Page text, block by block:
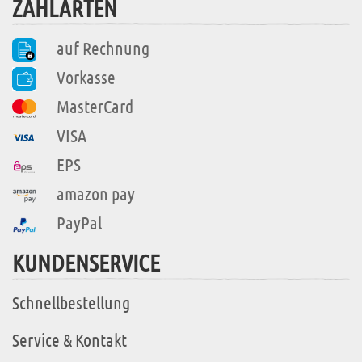
ZAHLARTEN
auf Rechnung
Vorkasse
MasterCard
VISA
EPS
amazon pay
PayPal
KUNDENSERVICE
Schnellbestellung
Service & Kontakt